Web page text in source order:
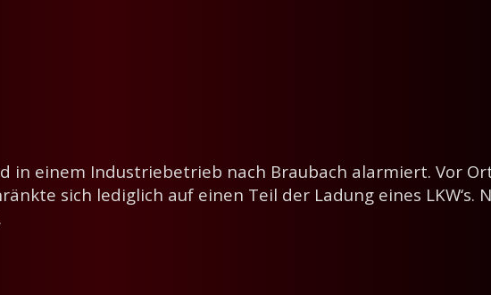
in einem Industriebetrieb nach Braubach alarmiert. Vor
sich lediglich auf einen Teil der Ladung eines LKW‘s.